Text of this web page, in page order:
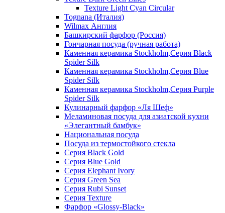
Texture Light Cyan Circular
Tognana (Италия)
Wilmax Англия
Башкирский фарфор (Россия)
Гончарная посуда (ручная работа)
Каменная керамика Stockholm,Серия Black
Spider Silk
Каменная керамика Stockholm,Серия Blue
Spider Silk
Каменная керамика Stockholm,Серия Purple
Spider Silk
Кулинарный фарфор «Ля Шеф»
Меламиновая посуда для азиатской кухни
«Элегантный бамбук»
Национальная посуда
Посуда из термостойкого стекла
Серия Black Gold
Серия Blue Gold
Серия Elephant Ivory
Серия Green Sea
Серия Rubi Sunset
Серия Texture
Фарфор «Glossy-Black»